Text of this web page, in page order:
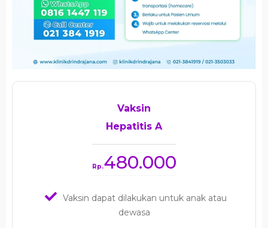
Vaksin
Hepatitis A
Rp.480.000
Vaksin dapat dilakukan untuk anak atau
dewasa